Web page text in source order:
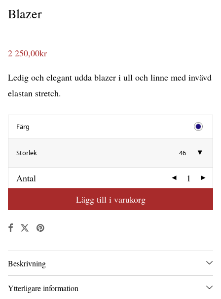
Blazer
2 250,00kr
Ledig och elegant udda blazer i ull och linne med invävd
elastan stretch.
Färg
Storlek 46
Antal
Lägg till i varukorg
Beskrivning
Ytterligare information